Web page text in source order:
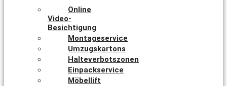
Online
Video-
Besichtigung
Montageservice
Umzugskartons
Halteverbotszonen
Einpackservice
Möbellift